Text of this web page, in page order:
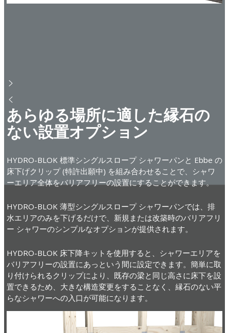
あらゆる場所に適した縁石の
ない設置オプション
HYDRO-BLOK 標準シングルスロープ シャワーパンと Ebbe の
床下げクリップ (特許出願中) を組み合わせることで、シャワ
ーエリア全体をバリアフリーの設置にすることができます。
HYDRO-BLOK 薄型シングルスロープ シャワーパンでは、排
水エリアのみを下げるだけで、新規または改築時のバリアフリ
ー シャワーのシンプルなオプションが提供されます。
HYDRO-BLOK 床下降キットを使用すると、シャワーエリアを
バリアフリーの設置にあっという間に設定できます。簡単に取
り付けられるクリップにより、既存の梁と同じ高さに床下を設
置できるため、大きな構造変更をすることなく、縁石のない平
らなシャワーへの入口が可能になります。